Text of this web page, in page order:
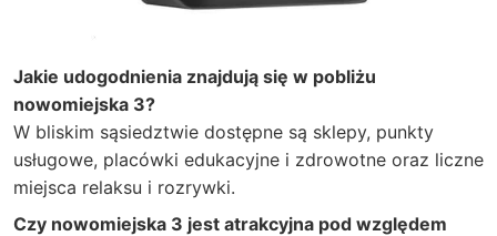
Jakie udogodnienia znajdują się w pobliżu
nowomiejska 3?
W bliskim sąsiedztwie dostępne są sklepy, punkty
usługowe, placówki edukacyjne i zdrowotne oraz liczne
miejsca relaksu i rozrywki.
Czy nowomiejska 3 jest atrakcyjna pod względem